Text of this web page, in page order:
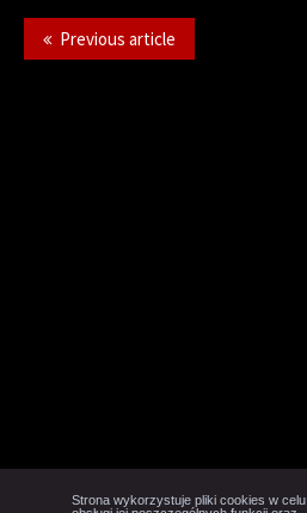
Previous article
Strona wykorzystuje pliki cookies w celu